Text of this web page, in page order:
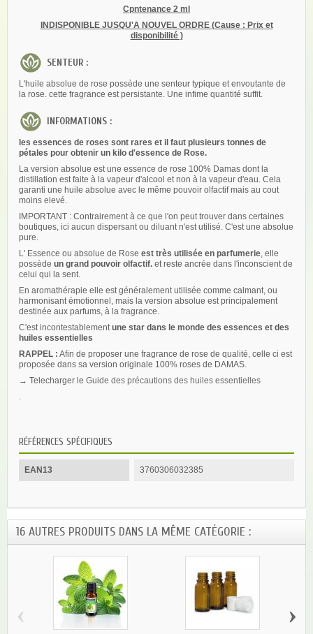
Cpntenance 2 ml
INDISPONIBLE JUSQU'A NOUVEL ORDRE (Cause : Prix et
disponibilité )
SENTEUR :
L'huile absolue de rose possède une senteur typique et envoutante de
la rose. cette fragrance est persistante. Une infime quantité suffit.
INFORMATIONS :
les essences de roses sont rares et il faut plusieurs tonnes de
pétales pour obtenir un kilo d'essence de Rose.
La version absolue est une essence de rose 100% Damas dont la
distillation est faite à la vapeur d'alcool et non à la vapeur d'eau. Cela
garanti une huile absolue avec le même pouvoir olfactif mais au cout
moins elevé.
IMPORTANT : Contrairement à ce que l'on peut trouver dans certaines
boutiques, ici aucun dispersant ou diluant n'est utilisé. C'est une absolue
pure.
L' Essence ou absolue de Rose est très utilisée en parfumerie , elle
possède un grand pouvoir olfactif. et reste ancrée dans l'inconscient de
celui qui la sent.
En aromathérapie elle est généralement utilisée comme calmant, ou
harmonisant émotionnel, mais la version absolue est principalement
destinée aux parfums, à la fragrance.
C'est incontestablement une star dans le monde des essences et des
huiles essentielles
RAPPEL : Afin de proposer une fragrance de rose de qualité, celle ci est
proposée dans sa version originale 100% roses de DAMAS.
→ Telecharger le Guide des précautions des huiles essentielles
RÉFÉRENCES SPÉCIFIQUES
EAN13 3760306032385
16 AUTRES PRODUITS DANS LA MÊME CATÉGORIE :
‹ ›